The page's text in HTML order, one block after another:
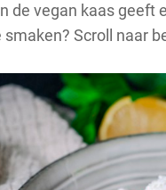
de vegan kaas geeft
smaken? Scroll naar